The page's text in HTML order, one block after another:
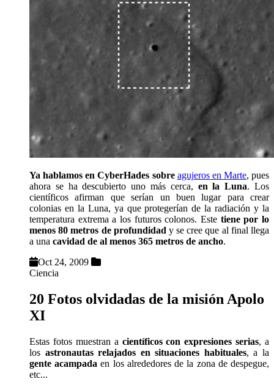
Ya hablamos en CyberHades sobre agujeros en Marte, pues
ahora se ha descubierto uno más cerca, en la Luna. Los
científicos afirman que serían un buen lugar para crear
colonias en la Luna, ya que protegerían de la radiación y la
temperatura extrema a los futuros colonos. Este tiene por lo
menos 80 metros de profundidad y se cree que al final llega
a una cavidad de al menos 365 metros de ancho.
Oct 24, 2009
Ciencia
20 Fotos olvidadas de la misión Apolo
XI
Estas fotos muestran a científicos con expresiones serias, a
los astronautas relajados en situaciones habituales, a la
gente acampada en los alrededores de la zona de despegue,
etc...